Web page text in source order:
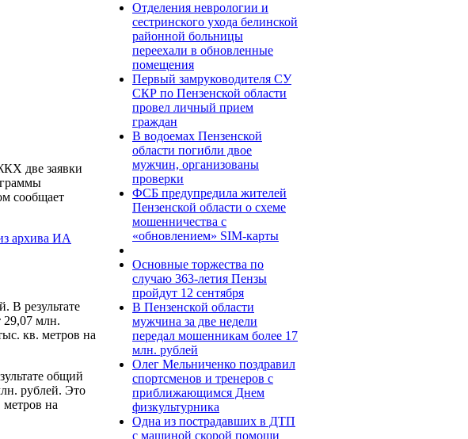
две заявки
сообщает
В результате
29,07 млн.
кв. метров на
общий
рублей. Это
на
Отделения неврологии и
сестринского ухода белинской
районной больницы
переехали в обновленные
помещения
Первый замруководителя СУ
СКР по Пензенской области
провел личный прием
граждан
В водоемах Пензенской
области погибли двое
мужчин, организованы
проверки
ФСБ предупредила жителей
Пензенской области о схеме
мошенничества c
«обновлением» SIM-карты
Основные торжества по
случаю 363-летия Пензы
пройдут 12 сентября
В Пензенской области
мужчина за две недели
передал мошенникам более 17
млн. рублей
Олег Мельниченко поздравил
спортсменов и тренеров с
приближающимся Днем
физкультурника
Одна из пострадавших в ДТП
с машиной скорой помощи